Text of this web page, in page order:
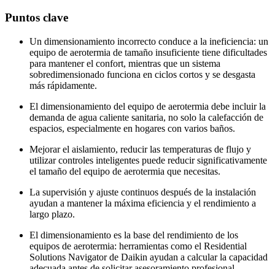
Puntos clave
Un dimensionamiento incorrecto conduce a la ineficiencia: un
equipo de aerotermia de tamaño insuficiente tiene dificultades
para mantener el confort, mientras que un sistema
sobredimensionado funciona en ciclos cortos y se desgasta
más rápidamente.
El dimensionamiento del equipo de aerotermia debe incluir la
demanda de agua caliente sanitaria, no solo la calefacción de
espacios, especialmente en hogares con varios baños.
Mejorar el aislamiento, reducir las temperaturas de flujo y
utilizar controles inteligentes puede reducir significativamente
el tamaño del equipo de aerotermia que necesitas.
La supervisión y ajuste continuos después de la instalación
ayudan a mantener la máxima eficiencia y el rendimiento a
largo plazo.
El dimensionamiento es la base del rendimiento de los
equipos de aerotermia: herramientas como el Residential
Solutions Navigator de Daikin ayudan a calcular la capacidad